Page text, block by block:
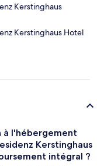
Kerstinghaus
Kerstinghaus Hotel
à l'hébergement
Kerstinghaus
intégral ?